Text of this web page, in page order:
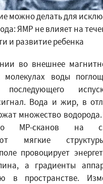
можно делать для
ЯМР не влияет на
и развитие ребенка
во внешнее
молекулах воды
последующего
Вода и жир, в
множество
МР-сканов на
мягкие
провоцирует
а градиенты
в пространстве.